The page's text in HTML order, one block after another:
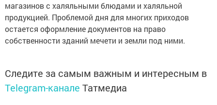
магазинов с халяльными блюдами и халяльной
продукцией. Проблемой дня для многих приходов
остается оформление документов на право
собственности зданий мечети и земли под ними.
Следите за самым важным и интересным в
Telegram-канале Татмедиа